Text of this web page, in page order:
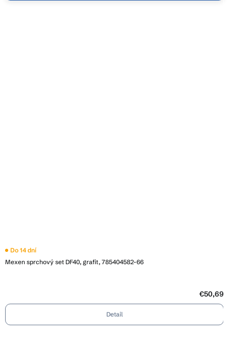
Mexen sprchový set DF40, grafit, 785404582-66
Do 14 dní
€50,69
Detail